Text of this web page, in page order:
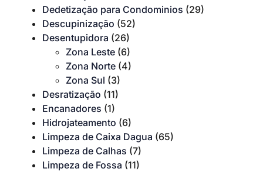
Dedetização para Condominios (29)
Descupinização (52)
Desentupidora (26)
Zona Leste (6)
Zona Norte (4)
Zona Sul (3)
Desratização (11)
Encanadores (1)
Hidrojateamento (6)
Limpeza de Caixa Dagua (65)
Limpeza de Calhas (7)
Limpeza de Fossa (11)